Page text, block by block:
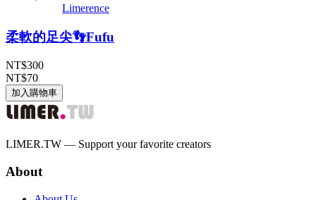
Limerence
柔軟的足尖👣Fufu
NT$300
NT$70
加入購物車
LIMER.TW — Support your favorite creators
About